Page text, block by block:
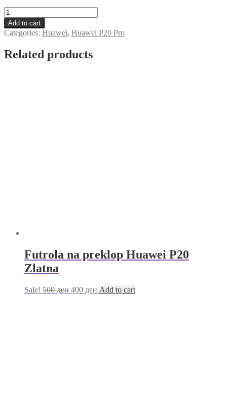
Futrola
na
preklop
Huawei
Pro
Add to cart
Categories: Huawei, Huawei P20 Pro
Related products
Futrola na preklop Huawei P20
Zlatna
Sale! 500ден 400 ден Add to cart